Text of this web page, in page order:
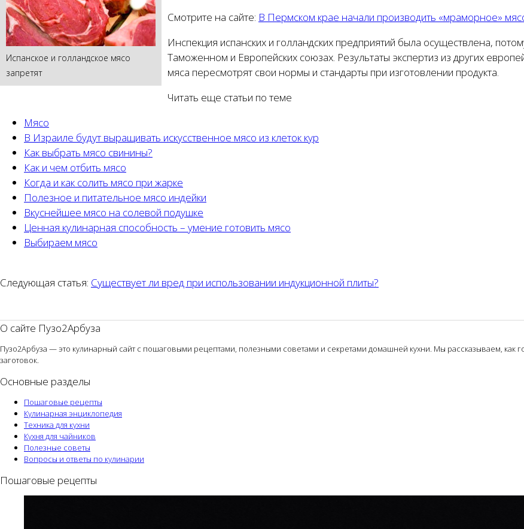
Испанское и голландское мясо
запретят
Смотрите на сайте: В Пермском крае начали производить «мраморное»
Инспекция испанских и голландских предприятий была осуществлена,
Таможенном и Европейских союзах. Результаты экспертиз из других
мяса пересмотрят свои нормы и стандарты при изготовлении продукта.
Читать еще статьи по теме
Мясо
В Израиле будут выращивать искусственное мясо из клеток кур
Как выбрать мясо свинины?
Как и чем отбить мясо
Когда и как солить мясо при жарке
Полезное и питательное мясо индейки
Вкуснейшее мясо на солевой подушке
Ценная кулинарная способность – умение готовить мясо
Выбираем мясо
Следующая статья: Существует ли вред при использовании индукционной плиты?
О сайте Пузо2Арбуза
Пузо2Арбуза — это кулинарный сайт с пошаговыми рецептами, полезными советами и секретами домашней кухни. Мы рассказываем, как
заготовок.
Основные разделы
Пошаговые рецепты
Кулинарная энциклопедия
Техника для кухни
Кухня для чайников
Полезные советы
Вопросы и ответы по кулинарии
Пошаговые рецепты